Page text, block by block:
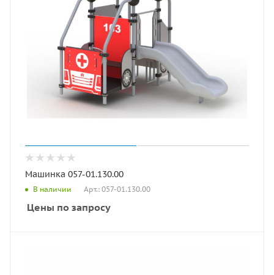
Машинка 057-01.130.00
В наличии Арт.: 057-01.130.00
Цены по запросу